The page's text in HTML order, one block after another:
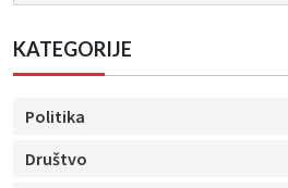
KATEGORIJE
Politika
Društvo